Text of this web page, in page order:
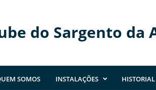
do Sargento da
SOMOS INSTALAÇÕES HISTORIAL